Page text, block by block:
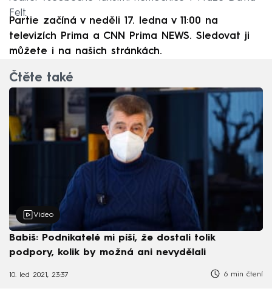
Felt.
Partie začíná v neděli 17. ledna v 11:00 na
televizích Prima a CNN Prima NEWS. Sledovat ji
můžete i na našich stránkách.
Čtěte také
Video
Babiš: Podnikatelé mi píší, že dostali tolik
podpory, kolik by možná ani nevydělali
10. led 2021, 23:37 6 min čtení